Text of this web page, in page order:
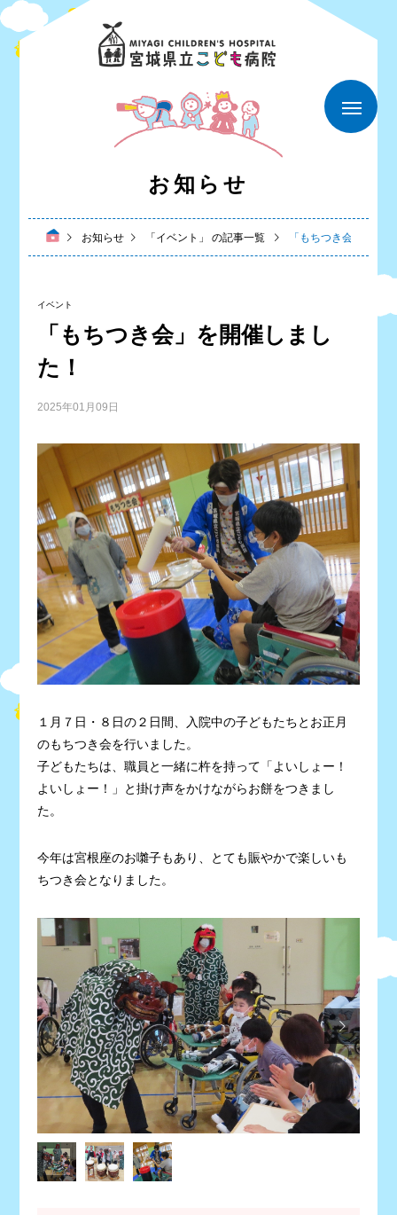
お知らせ
お知らせ 「イベント」 の記事一覧 「もちつき会」を開
イベント
「もちつき会」を開催しまし
た！
2025年01月09日
１月７日・８日の２日間、入院中の子どもたちとお正月
のもちつき会を行いました。
子どもたちは、職員と一緒に杵を持って「よいしょー！
よいしょー！」と掛け声をかけながらお餅をつきまし
た。
今年は宮根座のお囃子もあり、とても賑やかで楽しいも
ちつき会となりました。
